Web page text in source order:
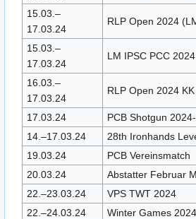
15.03.–
17.03.24
RLP Open 2024
15.03.–
17.03.24
LM IPSC PCC
16.03.–
17.03.24
RLP Open 2024
17.03.24
PCB Shotgun
14.–17.03.24
28th Ironhands
19.03.24
PCB Vereinsmatch
20.03.24
Abstatter Februar
22.–23.03.24
VPS TWT 2024
22.–24.03.24
Winter Games 2024